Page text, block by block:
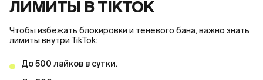
ЛИМИТЫ В TIKTOK
Чтобы избежать блокировки и теневого бана, важно знать
лимиты внутри TikTok:
До 500 лайков в сутки.